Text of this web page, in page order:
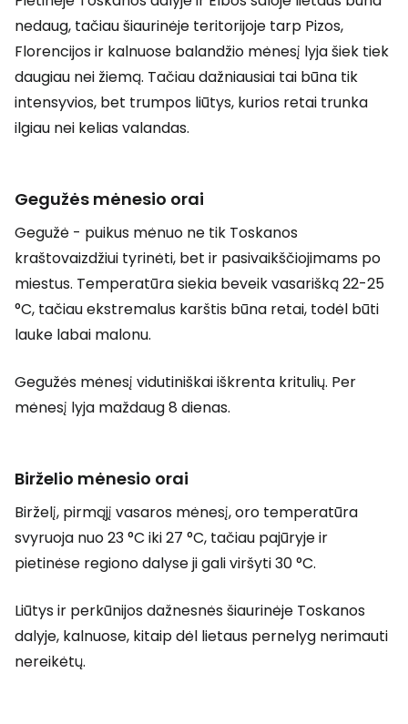
nedaug, tačiau šiaurinėje teritorijoje tarp Pizos,
Florencijos ir kalnuose balandžio mėnesį lyja šiek tiek
daugiau nei žiemą. Tačiau dažniausiai tai būna tik
intensyvios, bet trumpos liūtys, kurios retai trunka
ilgiau nei kelias valandas.
Gegužės mėnesio orai
Gegužė - puikus mėnuo ne tik Toskanos
kraštovaizdžiui tyrinėti, bet ir pasivaikščiojimams po
miestus. Temperatūra siekia beveik vasarišką 22-25
°C, tačiau ekstremalus karštis būna retai, todėl būti
lauke labai malonu.
Gegužės mėnesį vidutiniškai iškrenta kritulių. Per
mėnesį lyja maždaug 8 dienas.
Birželio mėnesio orai
Birželį, pirmąjį vasaros mėnesį, oro temperatūra
svyruoja nuo 23 °C iki 27 °C, tačiau pajūryje ir
pietinėse regiono dalyse ji gali viršyti 30 °C.
Liūtys ir perkūnijos dažnesnės šiaurinėje Toskanos
dalyje, kalnuose, kitaip dėl lietaus pernelyg nerimauti
nereikėtų.